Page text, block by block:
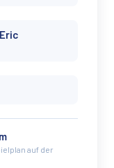
auf der